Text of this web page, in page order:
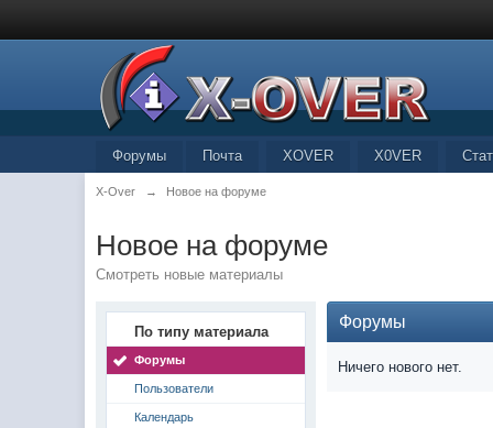
Почта XOVER X0VER
Форумы
X-Over → Новое на форуме
Новое на форуме
Смотреть новые материалы
По типу материала
Форумы
Пользователи
Календарь
Форумы
Ничего нового нет.